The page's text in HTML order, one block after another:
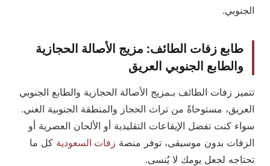
الجنوبي.
طابع زفات الطائف: مزيج الأصالة الحجازية
والطابع الجنوبي العريق
تتميز زفات الطائف بـمزيج الأصالة الحجازية والطابع الجنوبي
العريق، مستوحاةً من تراث الحجاز والمنطقة الجنوبية الغني.
سواء كنت تفضل الإيقاعات التقليدية أو الألحان العصرية أو
الزفات بدون موسيقى، توفر منصة زفات السعودية كل ما
تحتاجه لجعل يومك لا يُنسى.